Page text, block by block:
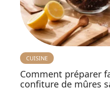
CUISINE
Comment préparer
confiture de mûres